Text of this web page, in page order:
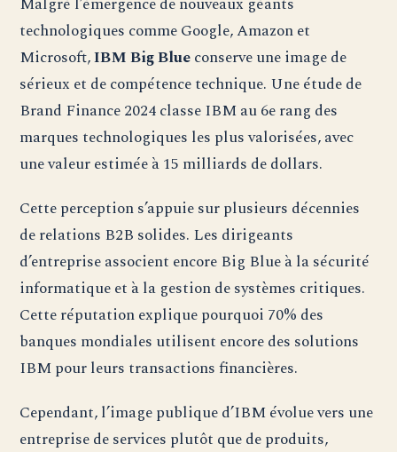
technologiques comme Google, Amazon et
Microsoft,IBM Big Blueconserve une image de
sérieux et de compétence technique. Une étude de
Brand Finance 2024 classe IBM au 6e rang des
marques technologiques les plus valorisées, avec
une valeur estimée à 15 milliards de dollars.
Cette perception s’appuie sur plusieurs décennies
de relations B2B solides. Les dirigeants
d’entreprise associent encore Big Blue à la sécurité
informatique et à la gestion de systèmes critiques.
Cette réputation explique pourquoi 70% des
banques mondiales utilisent encore des solutions
IBM pour leurs transactions financières.
Cependant, l’image publique d’IBM évolue vers une
entreprise de services plutôt que de produits,